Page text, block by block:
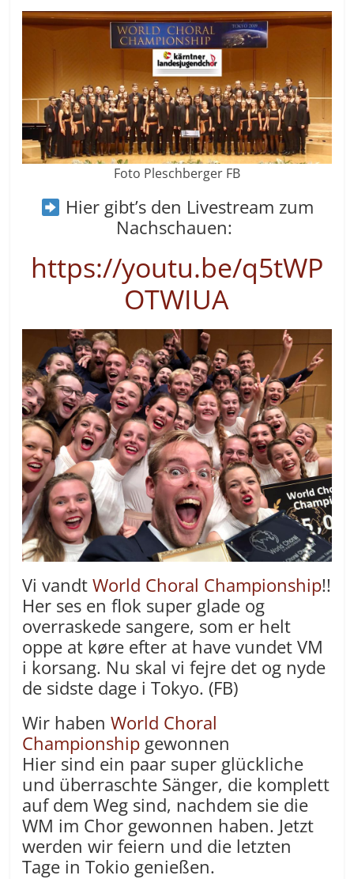
Foto Pleschberger FB
Hier gibt’s den Livestream zum
Nachschauen:
https://youtu.be/q5tWP
OTWIUA
Vi vandtWorld Choral Championship!!
Her ses en flok super glade og
overraskede sangere, som er helt
oppe at køre efter at have vundet VM
i korsang. Nu skal vi fejre det og nyde
de sidste dage i Tokyo. (FB)
Wir habenWorld Choral
Championship gewonnen
Hier sind ein paar super glückliche
und überraschte Sänger, die komplett
auf dem Weg sind, nachdem sie die
WM im Chor gewonnen haben. Jetzt
werden wir feiern und die letzten
Tage in Tokio genießen.